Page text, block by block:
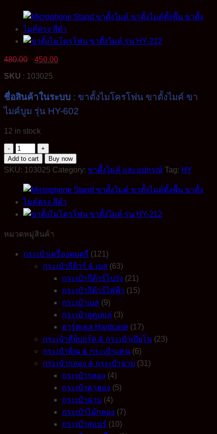
480.00
Original
was:
450.00
SKU : 103025
ชื่อสินค้าในระบบ : ขาตั้งไมโครโฟน ขาตั้งไมค์ ขา
ไมค์บูม รุ่น HY-602
12 in stock
Microphone
Stand
ขา
ไมโครโฟน
ขา
ตั้ง
ขา
ไมค์
Add to cart Buy now
SKU: 103025 Category: ขาตั้งไมค์ และอุปกรณ์ Tag: HY
หมวดหมู่สินค้า
กระเป๋าเครื่องดนตรี (121)
กระเป๋ากีต้าร์ & เบส (63)
กระเป๋ากีต้าร์โปร่ง (21)
กระเป๋ากีต้าร์ไฟฟ้า (15)
กระเป๋าเบส (9)
กระเป๋าอูคูเลเล่ (3)
ฮาร์ดเคส Hardcase (17)
กระเป๋าคีย์บอร์ด & กระเป๋าเปียโน (23)
กระเป๋าพิณ & กระเป๋าแคน (6)
กระเป๋ากลอง & กระเป๋าฉาบ (31)
กระเป๋ากลอง (4)
กระเป๋าคาฮอง (5)
กระเป๋าฉาบ (4)
กระเป๋าไม้กลอง (7)
กระเป๋าสแนร์ (10)